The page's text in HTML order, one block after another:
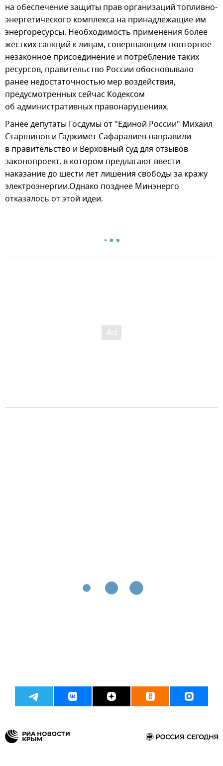
на обеспечение защиты прав организаций топливно-
энергетического комплекса на принадлежащие им
энергоресурсы. Необходимость применения более
жестких санкций к лицам, совершающим повторное
незаконное присоединение и потребление таких
ресурсов, правительство России обосновывало
ранее недостаточностью мер воздействия,
предусмотренных сейчас Кодексом
об административных правонарушениях.
Ранее депутаты Госдумы от "Единой России" Михаил
Старшинов и Гаджимет Сафаралиев направили
в правительство и Верховный суд для отзывов
законопроект, в котором предлагают ввести
наказание до шести лет лишения свободы за кражу
электроэнергии.Однако позднее Минэнерго
отказалось от этой идеи.